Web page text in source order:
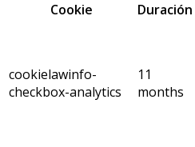
Cookie
Duración
cookielawinfo-
checkbox-analytics
11
months